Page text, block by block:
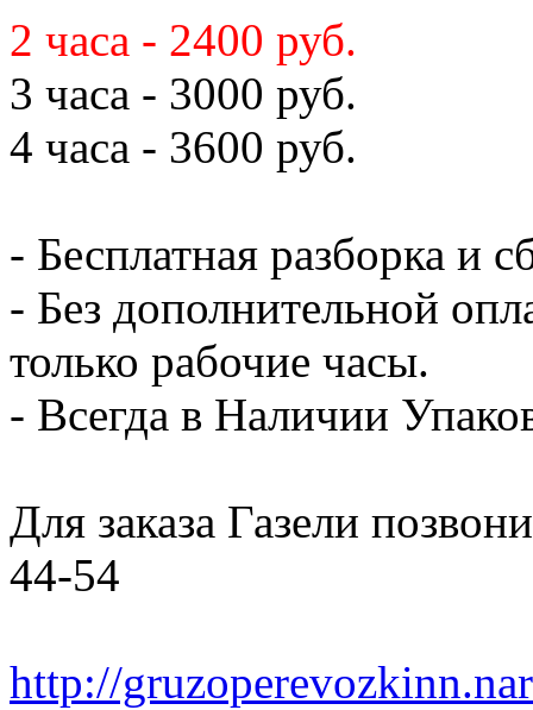
2 часа - 2400 руб.
3 часа - 3000 руб.
4 часа - 3600 руб.
- Бесплатная разборка и
- Без дополнительной
только рабочие часы.
- Всегда в Наличии
Для заказа Газели
44-54
http://